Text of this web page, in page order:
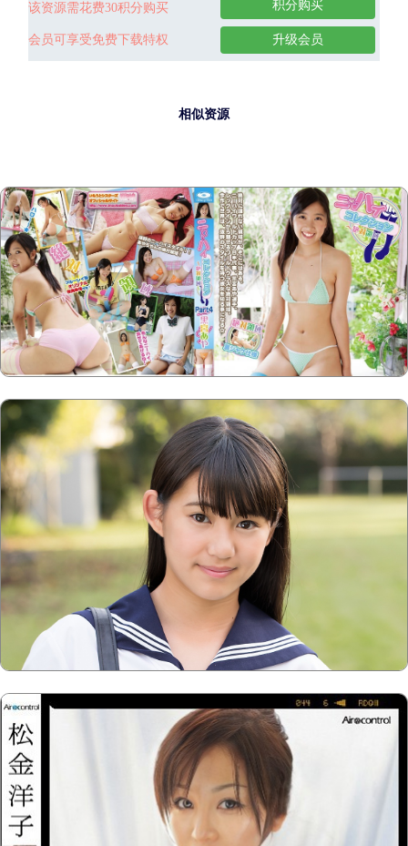
该资源需花费30积分购买
会员可享受免费下载特权
积分购买
升级会员
相似资源